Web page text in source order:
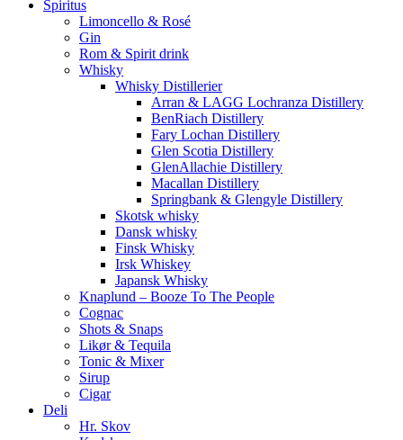
Spiritus
Limoncello & Rosé
Gin
Rom & Spirit drink
Whisky
Whisky Distillerier
Arran & LAGG Lochranza Distillery
BenRiach Distillery
Fary Lochan Distillery
Glen Scotia Distillery
GlenAllachie Distillery
Macallan Distillery
Springbank & Glengyle Distillery
Skotsk whisky
Dansk whisky
Finsk Whisky
Irsk Whiskey
Japansk Whisky
Knaplund – Booze To The People
Cognac
Shots & Snaps
Likør & Tequila
Tonic & Mixer
Sirup
Cigar
Deli
Hr. Skov